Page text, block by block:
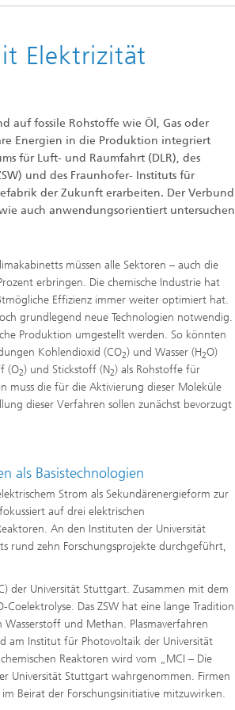
Gewinnung von Biogas durch
von Düngemitteln
®
®
Infektionen – Prävention, Diagnose,
Wirkstoffentwicklung
Elektrizität
auf fossile Rohstoffe wie Öl, Gas oder
Energien in die Produktion integriert
für Luft- und Raumfahrt (DLR), des
und des Fraunhofer- Instituts für
der Zukunft erarbeiten. Der Verbund
auch anwendungsorientiert untersuchen
müssen alle Sektoren – auch die
erbringen. Die chemische Industrie hat
Effizienz immer weiter optimiert hat.
grundlegend neue Technologien notwendig.
Produktion umgestellt werden. So könnten
Kohlendioxid (CO2) und Wasser (H2O)
(O2) und Stickstoff (N2) als Rohstoffe für
muss die für die Aktivierung dieser Moleküle
dieser Verfahren sollen zunächst bevorzugt
als Basistechnologien
Strom als Sekundärenergieform zur
auf drei elektrischen
An den Instituten der Universität
rund zehn Forschungsprojekte durchgeführt,
der Universität Stuttgart. Zusammen mit dem
Coelektrolyse. Das ZSW hat eine lange Tradition
und Methan. Plasmaverfahren
am Institut für Photovoltaik der Universität
Reaktoren wird vom „MCI – Die
Universität Stuttgart wahrgenommen. Firmen
Beirat der Forschungsinitiative mitzuwirken.